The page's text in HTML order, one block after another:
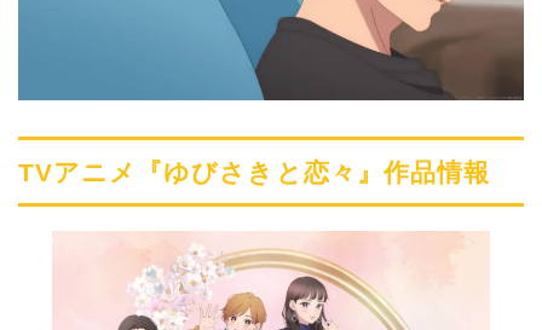
TVアニメ『ゆびさきと恋々』作品情報